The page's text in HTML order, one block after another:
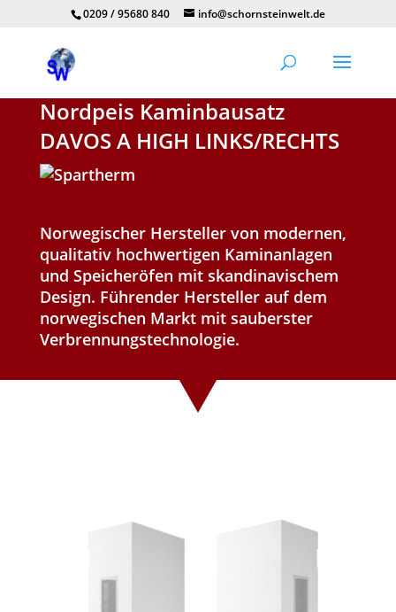
0209 / 95680 840 info@schornsteinwelt.de
Nordpeis Kaminbausatz
DAVOS A HIGH LINKS/RECHTS
Norwegischer Hersteller von modernen,
qualitativ hochwertigen Kaminanlagen
und Speicheröfen mit skandinavischem
Design. Führender Hersteller auf dem
norwegischen Markt mit sauberster
Verbrennungstechnologie.